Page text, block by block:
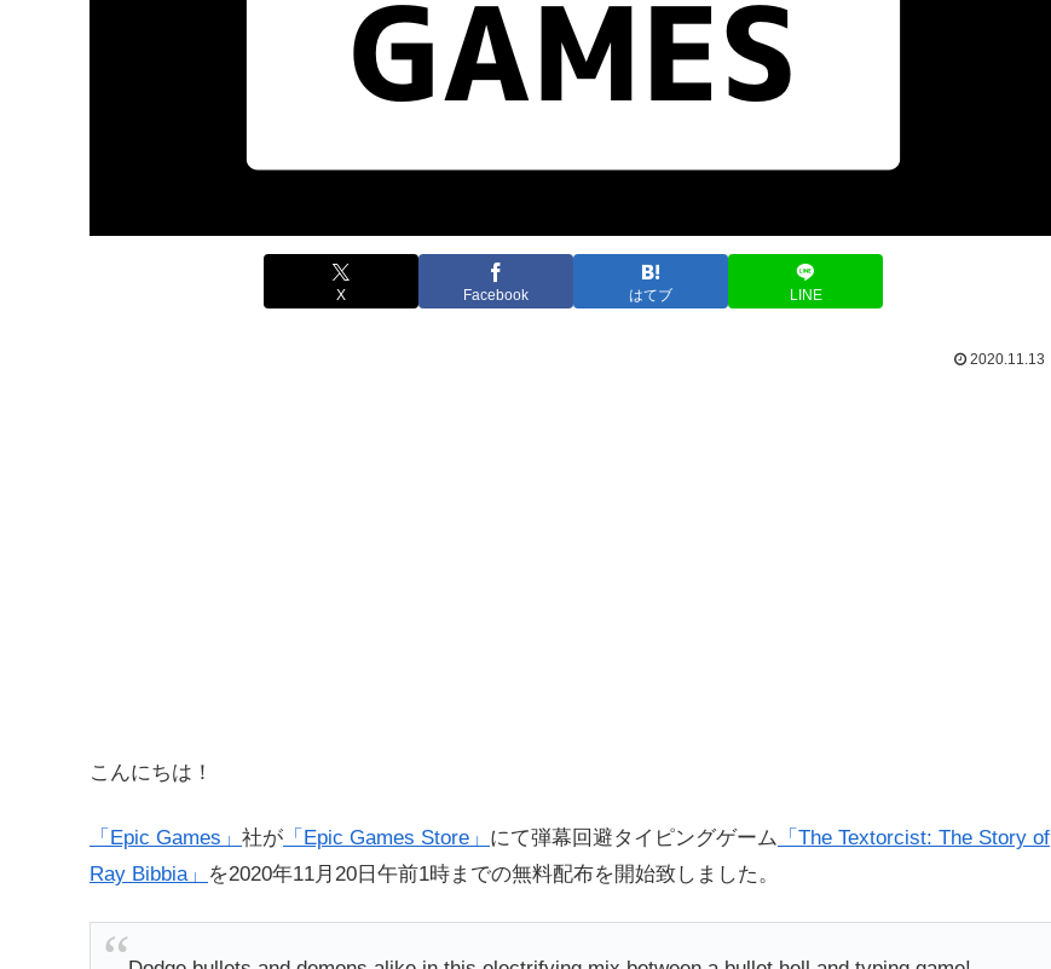
X Facebook はてブ LINE
2020.11.13
こんにちは！
「Epic Games」 社が 「Epic Games Store」 にて弾幕回避タイピングゲーム 「The Textorcist: The Story of
Ray Bibbia」
を2020年11月20日午前1時までの無料配布を開始致しました。